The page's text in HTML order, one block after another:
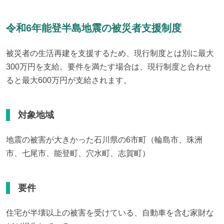
令和6年能登半島地震の被災者支援制度
被災者の生活再建を支援するため、現行制度とは別に最大
300万円を支給。要件を満たす場合は、現行制度と合わせ
ると最大600万円が支給されます。
対象地域
地震の被害が大きかった石川県の6市町（輪島市、珠洲
市、七尾市、能登町、穴水町、志賀町）
要件
住宅が半壊以上の被害を受けている、自動車を含む家財な